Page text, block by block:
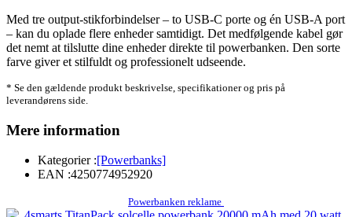
Med tre output-stikforbindelser – to USB-C porte og én USB-A port
– kan du oplade flere enheder samtidigt. Det medfølgende kabel gør
det nemt at tilslutte dine enheder direkte til powerbanken. Den sorte
farve giver et stilfuldt og professionelt udseende.
* Se den gældende produkt beskrivelse, specifikationer og pris på
leverandørens side.
Mere information
Kategorier :[Powerbanks]
EAN :4250774952920
Powerbanken reklame